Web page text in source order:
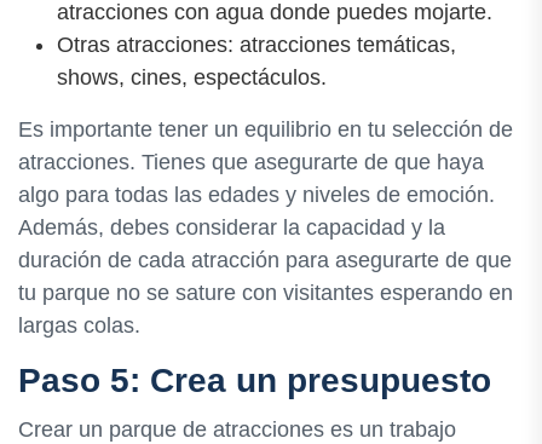
atracciones con agua donde puedes mojarte.
Otras atracciones: atracciones temáticas,
shows, cines, espectáculos.
Es importante tener un equilibrio en tu selección de
atracciones. Tienes que asegurarte de que haya
algo para todas las edades y niveles de emoción.
Además, debes considerar la capacidad y la
duración de cada atracción para asegurarte de que
tu parque no se sature con visitantes esperando en
largas colas.
Paso 5: Crea un presupuesto
Crear un parque de atracciones es un trabajo